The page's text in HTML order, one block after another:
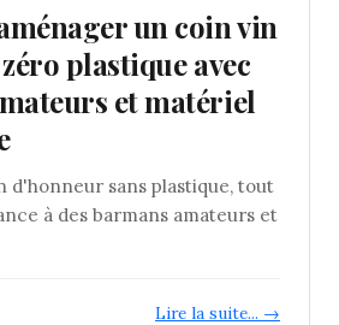
un coin vin
plastique avec
et matériel
d'honneur sans plastique, tout
à des barmans amateurs et
Lire la suite... →